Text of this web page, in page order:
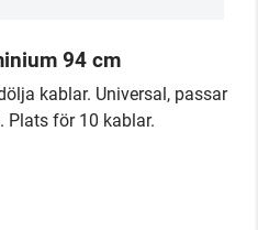
94 cm
kablar. Universal, passar
Plats för 10 kablar.